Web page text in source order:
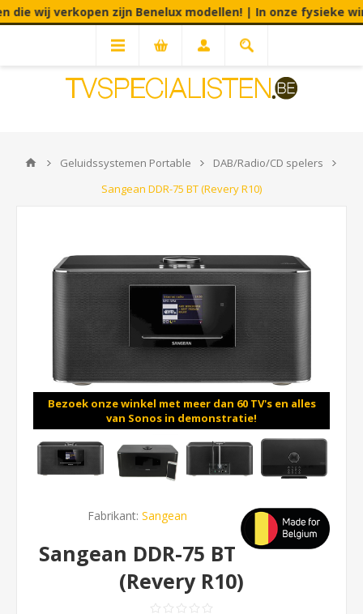
verkopen zijn Benelux modellen! | In onze fysieke winkel
Geluidssystemen Portable
DAB/Radio/CD spelers
Sangean DDR-75 BT (Revery R10)
Bezoek onze winkel met meer dan 60 TV's en alles
van Sonos in demonstratie!
Fabrikant: Sangean
Sangean DDR-75 BT
(Revery R10)